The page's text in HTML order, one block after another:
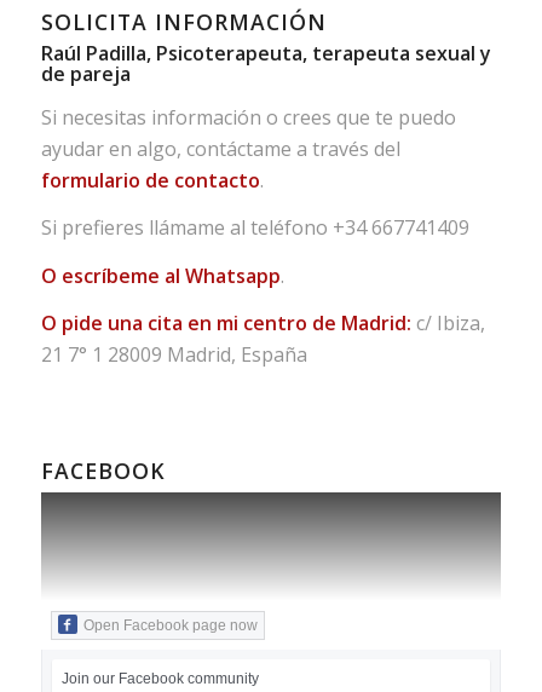
SOLICITA INFORMACIÓN
Raúl Padilla, Psicoterapeuta, terapeuta sexual y
de pareja
Si necesitas información o crees que te puedo
ayudar en algo, contáctame a través del
formulario de contacto.
Si prefieres llámame al teléfono +34 667741409
O escríbeme al Whatsapp.
O pide una cita en mi centro de Madrid: c/ Ibiza,
21 7° 1 28009 Madrid, España
FACEBOOK
Open Facebook page now
Join our Facebook community